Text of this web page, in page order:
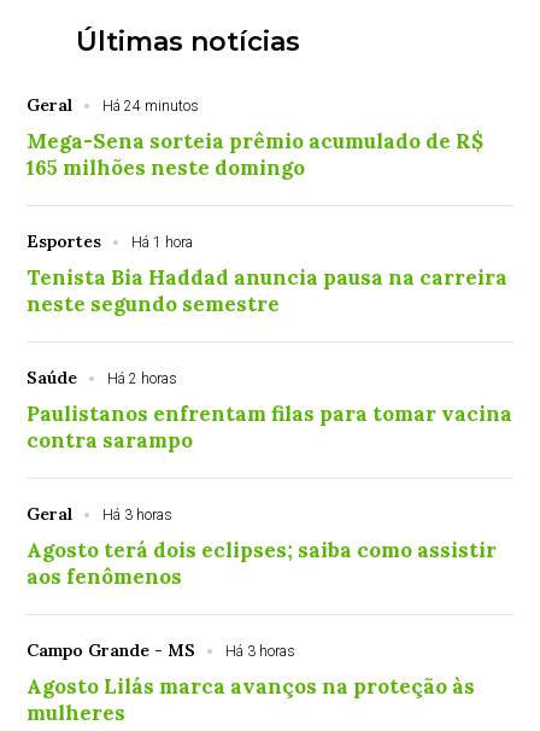
Últimas notícias
Geral Há 24 minutos
Mega-Sena sorteia prêmio acumulado de R$
165 milhões neste domingo
Esportes Há 1 hora
Tenista Bia Haddad anuncia pausa na carreira
neste segundo semestre
Saúde Há 2 horas
Paulistanos enfrentam filas para tomar vacina
contra sarampo
Geral Há 3 horas
Agosto terá dois eclipses; saiba como assistir
aos fenômenos
Campo Grande - MS Há 3 horas
Agosto Lilás marca avanços na proteção às
mulheres